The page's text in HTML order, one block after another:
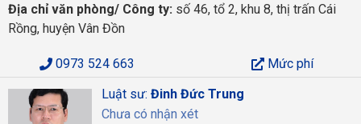
Địa chỉ văn phòng/ Công ty: số 46, tổ 2, khu 8, thị trấn Cái
Rồng, huyện Vân Đồn
0973 524 663
Mức phí
Luật sư: Đinh Đức Trung
Chưa có nhận xét